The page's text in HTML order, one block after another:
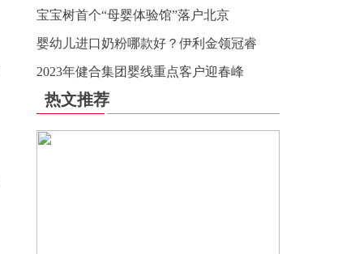
宝宝树首个“母婴体验馆”落户北京
婴幼儿进口奶粉哪款好？伊利金领冠睿
2023年健合集团婴线重点客户迎春峰
热文推荐